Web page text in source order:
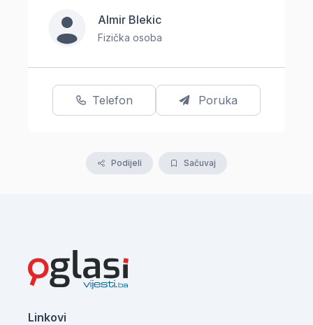
Almir Blekic
Fizička osoba
Telefon Poruka
Podijeli Sačuvaj
Linkovi